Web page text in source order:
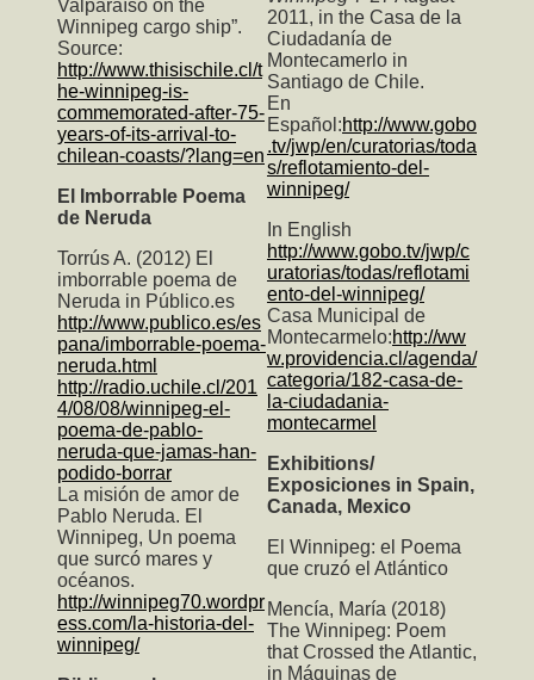
Valparaíso on the
Winnipeg cargo ship”.
Source:
http://www.thisischile.cl/t
he-winnipeg-is-
commemorated-after-75-
years-of-its-arrival-to-
chilean-coasts/?lang=en
El Imborrable Poema
de Neruda
Torrús A. (2012) El
imborrable poema de
Neruda in Público.es
http://www.publico.es/es
pana/imborrable-poema-
neruda.html
http://radio.uchile.cl/201
4/08/08/winnipeg-el-
poema-de-pablo-
neruda-que-jamas-han-
podido-borrar
La misión de amor de
Pablo Neruda. El
Winnipeg, Un poema
que surcó mares y
océanos.
http://winnipeg70.wordpr
ess.com/la-historia-del-
winnipeg/
2011, in the Casa de la
Ciudadanía de
Montecamerlo in
Santiago de Chile.
En
Español:http://www.gobo
.tv/jwp/en/curatorias/toda
s/reflotamiento-del-
winnipeg/
In English
http://www.gobo.tv/jwp/c
uratorias/todas/reflotami
ento-del-winnipeg/
Casa Municipal de
Montecarmelo:http://ww
w.providencia.cl/agenda/
categoria/182-casa-de-
la-ciudadania-
montecarmel
Exhibitions/
Exposiciones in Spain,
Canada, Mexico
El Winnipeg: el Poema
que cruzó el Atlántico
Mencía, María (2018)
The Winnipeg: Poem
that Crossed the Atlantic,
in Máquinas de